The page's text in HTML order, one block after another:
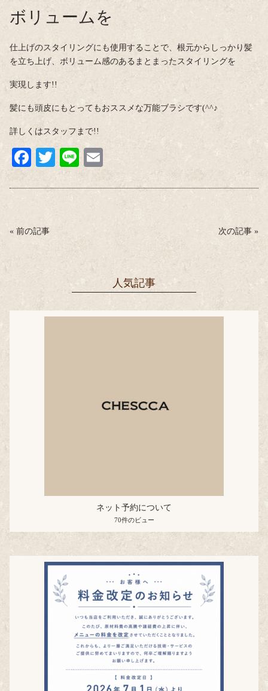
ボリュームを
仕上げのスタイリングにも使用することで、根元からしっかり髪
を立ち上げ、ボリューム感のあるまとまったスタイリングを
実現します!!
髪にも頭皮にもとってもおススメな万能ブラシです(^^♪
詳しくはスタッフまで!!
Fa
bo
T
wi
tte
Li
m
ail
« 前の記事 次の記事 »
人気記事
ネット予約について
70件のビュー